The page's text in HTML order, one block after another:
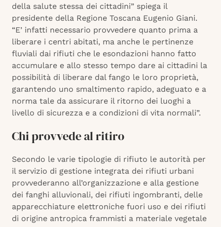
della salute stessa dei cittadini” spiega il
presidente della Regione Toscana Eugenio Giani.
“E’ infatti necessario provvedere quanto prima a
liberare i centri abitati, ma anche le pertinenze
fluviali dai rifiuti che le esondazioni hanno fatto
accumulare e allo stesso tempo dare ai cittadini la
possibilità di liberare dal fango le loro proprietà,
garantendo uno smaltimento rapido, adeguato e a
norma tale da assicurare il ritorno dei luoghi a
livello di sicurezza e a condizioni di vita normali”.
Chi provvede al ritiro
Secondo le varie tipologie di rifiuto le autorità per
il servizio di gestione integrata dei rifiuti urbani
provvederanno all’organizzazione e alla gestione
dei fanghi alluvionali, dei rifiuti ingombranti, delle
apparecchiature elettroniche fuori uso e dei rifiuti
di origine antropica frammisti a materiale vegetale